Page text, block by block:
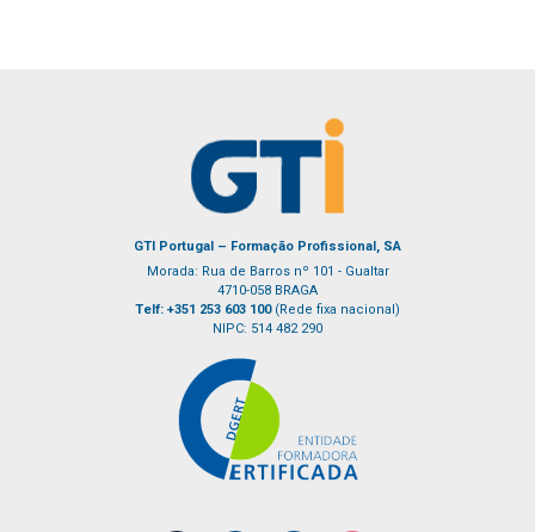
GTI Portugal – Formação Profissional, SA
Morada: Rua de Barros nº 101 - Gualtar
4710-058 BRAGA
Telf: +351 253 603 100 (Rede fixa nacional)
NIPC: 514 482 290